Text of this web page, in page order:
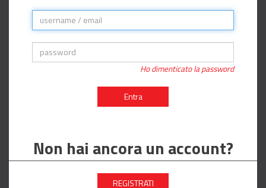
Ho dimenticato la password
Entra
Non hai ancora un account?
REGISTRATI